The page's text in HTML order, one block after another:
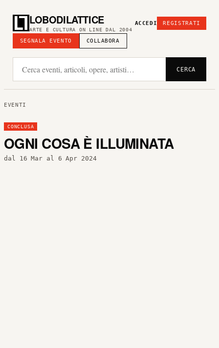
LOBODILATTICE
ARTE E CULTURA ON LINE DAL 2004
SEGNALA EVENTO COLLABORA
ACCEDI REGISTRATI
CERCA
EVENTI
CONCLUSA
OGNI COSA È ILLUMINATA
dal 16 Mar al 6 Apr 2024